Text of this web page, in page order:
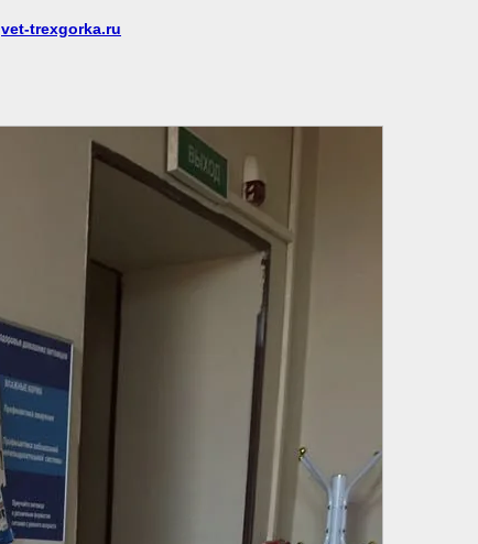
vet-trexgorka.ru